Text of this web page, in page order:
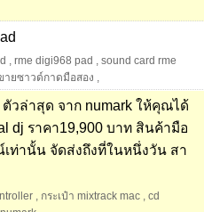
, rme digi968 pad , sound card rme
ายซาวด์กาดมือสอง ,
ตัวล่าสุด จาก numark ให้คุณได้
dj ราคา19,900 บาท สินค้ามือ
ท่านั้น จัดส่งถึงที่ในหนึ่งวัน สา
, กระเป๋า mixtrack mac , cd